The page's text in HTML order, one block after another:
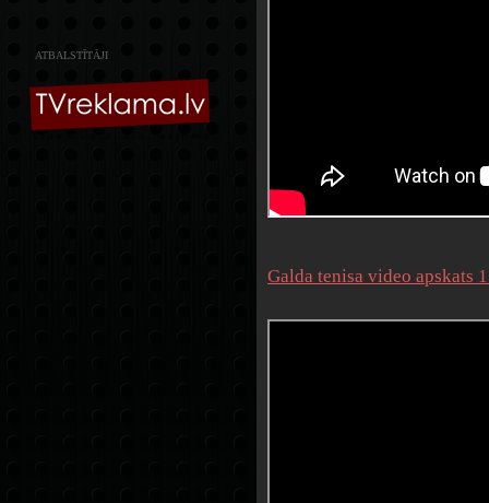
ATBALSTĪTĀJI
Galda tenisa video apskats